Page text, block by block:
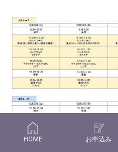
HOME お申込み